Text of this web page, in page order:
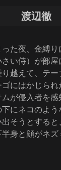
渡辺徹
た夜、金縛り
い侍）が部
越えて、テ
にはかじられ
が侵入者を
にネコのよ
そうとする
身と顔がネ